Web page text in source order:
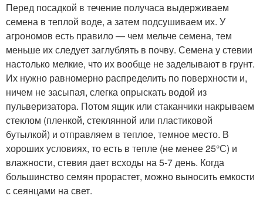
Перед посадкой в течение получаса выдерживаем
семена в теплой воде, а затем подсушиваем их. У
агрономов есть правило — чем мельче семена, тем
меньше их следует заглублять в почву. Семена у стевии
настолько мелкие, что их вообще не заделывают в грунт.
Их нужно равномерно распределить по поверхности и,
ничем не засыпая, слегка опрыскать водой из
пульверизатора. Потом ящик или стаканчики накрываем
стеклом (пленкой, стеклянной или пластиковой
бутылкой) и отправляем в теплое, темное место. В
хороших условиях, то есть в тепле (не менее 25°С) и
влажности, стевия дает всходы на 5-7 день. Когда
большинство семян прорастет, можно выносить емкости
с сеянцами на свет.